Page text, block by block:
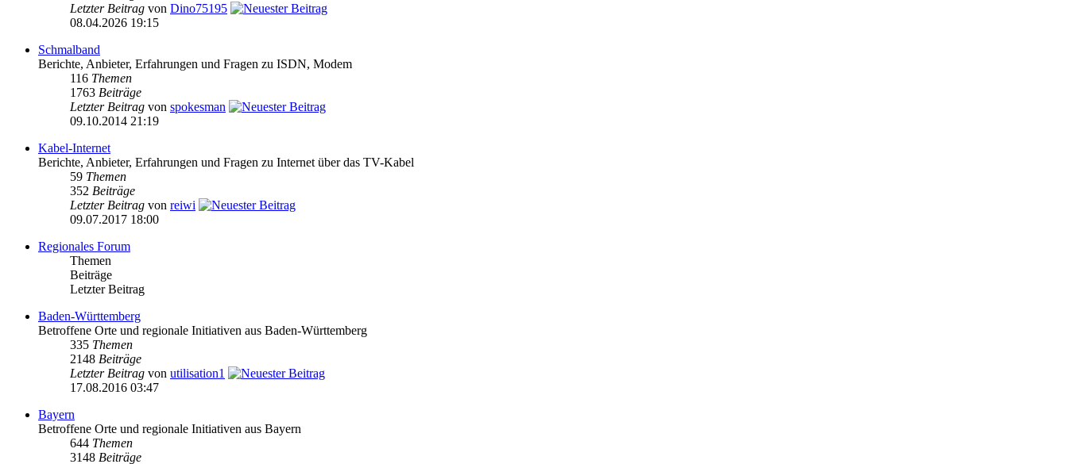
Letzter Beitrag von Dino75195
08.04.2026 19:15
Schmalband
Berichte, Anbieter, Erfahrungen und Fragen zu ISDN, Modem
116 Themen
1763 Beiträge
Letzter Beitrag von spokesman
09.10.2014 21:19
Kabel-Internet
Berichte, Anbieter, Erfahrungen und Fragen zu Internet über das TV-Kabel
59 Themen
352 Beiträge
Letzter Beitrag von reiwi
09.07.2017 18:00
Regionales Forum
Themen
Beiträge
Letzter Beitrag
Baden-Württemberg
Betroffene Orte und regionale Initiativen aus Baden-Württemberg
335 Themen
2148 Beiträge
Letzter Beitrag von utilisation1
17.08.2016 03:47
Bayern
Betroffene Orte und regionale Initiativen aus Bayern
644 Themen
3148 Beiträge